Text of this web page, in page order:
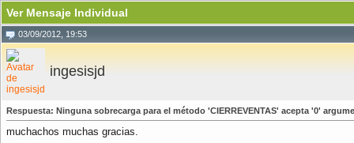
Ver Mensaje Individual
03/09/2012, 19:53
ingesisjd
Respuesta: Ninguna sobrecarga para el método 'CIERREVENTAS' acepta '0'
muchachos muchas gracias.